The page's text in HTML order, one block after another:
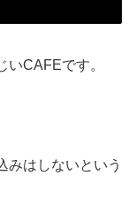
CAFEです。
みはしないという